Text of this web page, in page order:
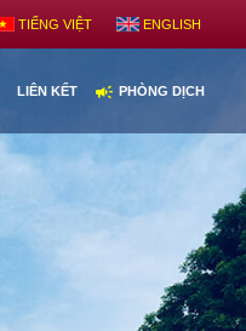
TIẾNG VIỆT ENGLISH
LIÊN KẾT campaign PHÒNG DỊCH